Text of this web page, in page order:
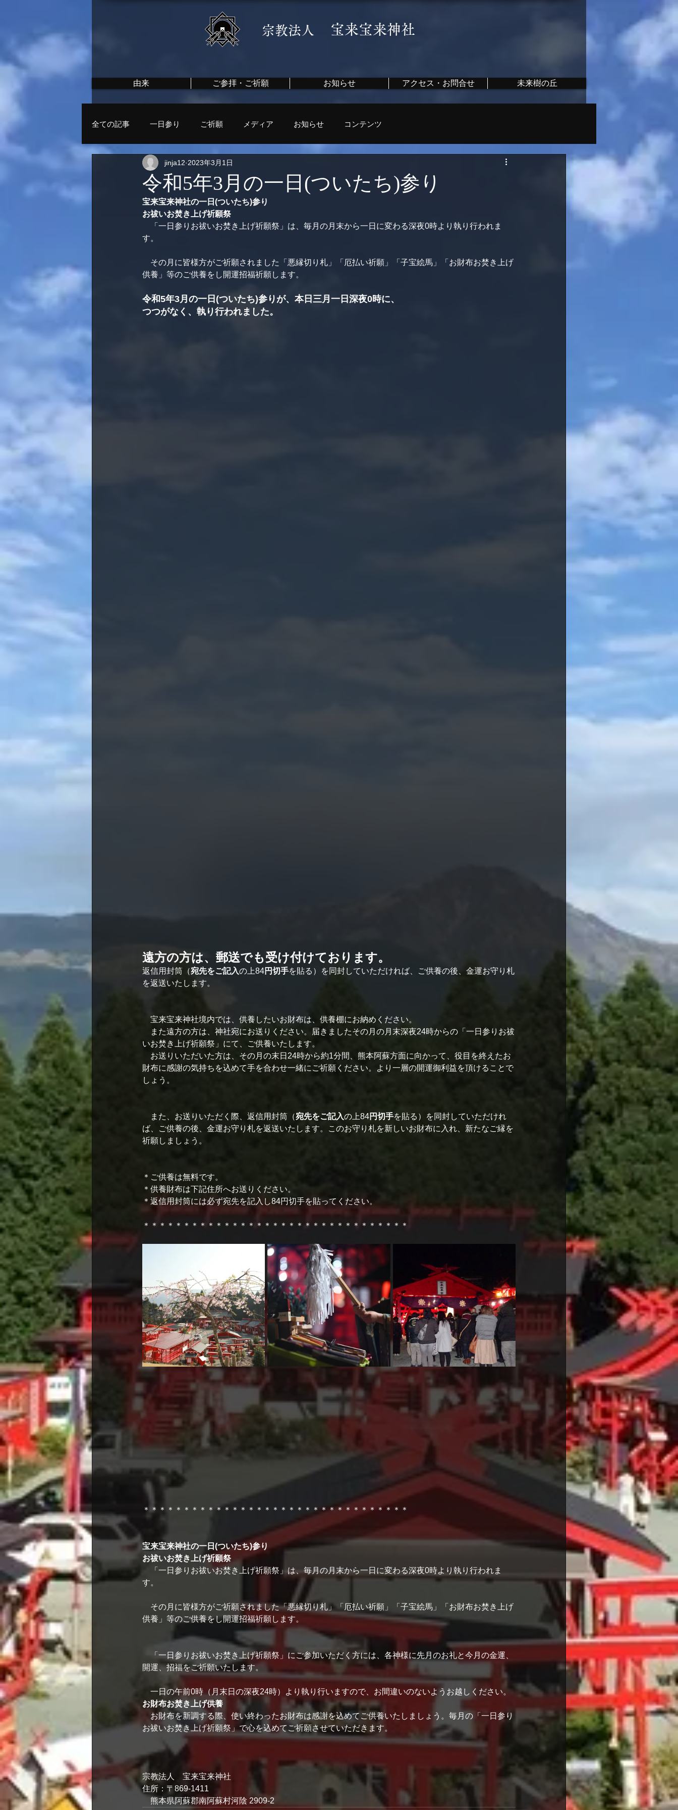
宗教法人 ​宝来宝来神社
由来 ご参拝・ご祈願 お知らせ アクセス・お問合せ 未来樹の丘
全ての記事 一日参り ご祈願 メディア お知らせ コンテンツ
令和5年3月の一日(ついたち)参り
jinja12 2023年3月1日
宝来宝来神社の一日(ついたち)参り
お祓いお焚き上げ祈願祭
「一日参りお祓いお焚き上げ祈願祭」は、毎月の月末から一日に変わる深夜0時より執り行われま
す。
その月に皆様方がご祈願されました「悪縁切り札」「厄払い祈願」「子宝絵馬」「お財布お焚き上げ
供養」等のご供養をし開運招福祈願します。
令和5年3月の一日(ついたち)参りが、本日三月一日深夜0時に、
つつがなく、執り行われました。
遠方の方は、郵送でも受け付けております。
返信用封筒（宛先をご記入の上84円切手を貼る）を同封していただければ、ご供養の後、金運お守り札
を返送いたします。
宝来宝来神社境内では、供養したいお財布は、供養棚にお納めください。
また遠方の方は、神社宛にお送りください。届きましたその月の月末深夜24時からの「一日参りお祓
いお焚き上げ祈願祭」にて、ご供養いたします。
お送りいただいた方は、その月の末日24時から約1分間、熊本阿蘇方面に向かって、役目を終えたお
財布に感謝の気持ちを込めて手を合わせ一緒にご祈願ください。より一層の開運御利益を頂けることで
しょう。
また、お送りいただく際、返信用封筒（宛先をご記入の上84円切手を貼る）を同封していただけれ
ば、ご供養の後、金運お守り札を返送いたします。このお守り札を新しいお財布に入れ、新たなご縁を
祈願しましょう。
＊ご供養は無料です。
＊供養財布は下記住所へお送りください。
＊返信用封筒には必ず宛先を記入し84円切手を貼ってください。
＊＊＊＊＊＊＊＊＊＊＊＊＊＊＊＊＊＊＊＊＊＊＊＊＊＊＊＊＊＊＊＊＊
＊＊＊＊＊＊＊＊＊＊＊＊＊＊＊＊＊＊＊＊＊＊＊＊＊＊＊＊＊＊＊＊＊
宝来宝来神社の一日(ついたち)参り
お祓いお焚き上げ祈願祭
「一日参りお祓いお焚き上げ祈願祭」は、毎月の月末から一日に変わる深夜0時より執り行われま
す。
その月に皆様方がご祈願されました「悪縁切り札」「厄払い祈願」「子宝絵馬」「お財布お焚き上げ
供養」等のご供養をし開運招福祈願します。
「一日参りお祓いお焚き上げ祈願祭」にご参加いただく方には、各神様に先月のお礼と今月の金運、
開運、招福をご祈願いたします。
一日の午前0時（月末日の深夜24時）より執り行いますので、お間違いのないようお越しください。
お財布お焚き上げ供養
お財布を新調する際、使い終わったお財布は感謝を込めてご供養いたしましょう。毎月の「一日参り
お祓いお焚き上げ祈願祭」で心を込めてご祈願させていただきます。
宗教法人　宝来宝来神社
住所：〒869-1411
熊本県阿蘇郡南阿蘇村河陰 2909-2